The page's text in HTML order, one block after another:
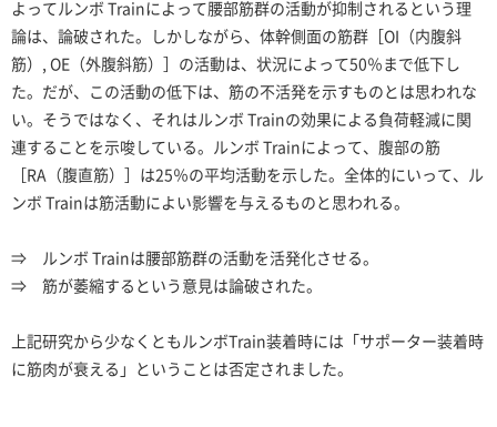
よってルンボ Trainによって腰部筋群の活動が抑制されるという理
論は、論破された。しかしながら、体幹側面の筋群［OI（内腹斜
筋）, OE（外腹斜筋）］の活動は、状況によって50％まで低下し
た。だが、この活動の低下は、筋の不活発を示すものとは思われな
い。そうではなく、それはルンボ Trainの効果による負荷軽減に関
連することを示唆している。ルンボ Trainによって、腹部の筋
［RA（腹直筋）］は25％の平均活動を示した。全体的にいって、ル
ンボ Trainは筋活動によい影響を与えるものと思われる。
⇒ ルンボ Trainは腰部筋群の活動を活発化させる。
⇒ 筋が萎縮するという意見は論破された。
上記研究から少なくともルンボTrain装着時には「サポーター装着時
に筋肉が衰える」ということは否定されました。